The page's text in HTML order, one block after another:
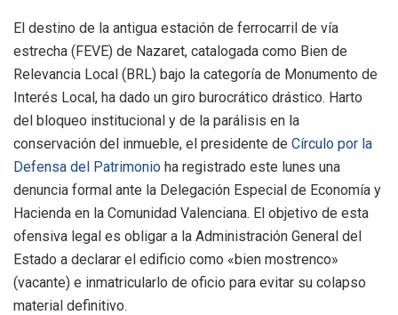
El destino de la antigua estación de ferrocarril de vía
estrecha (FEVE) de Nazaret, catalogada como Bien de
Relevancia Local (BRL) bajo la categoría de Monumento de
Interés Local, ha dado un giro burocrático drástico. Harto
del bloqueo institucional y de la parálisis en la
conservación del inmueble, el presidente de Círculo por la
Defensa del Patrimonio ha registrado este lunes una
denuncia formal ante la Delegación Especial de Economía y
Hacienda en la Comunidad Valenciana. El objetivo de esta
ofensiva legal es obligar a la Administración General del
Estado a declarar el edificio como «bien mostrenco»
(vacante) e inmatricularlo de oficio para evitar su colapso
material definitivo.